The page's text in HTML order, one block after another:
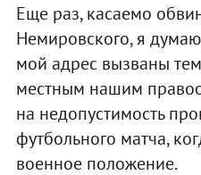
Еще раз, касаемо
Немировского, я
мой адрес вызваны
местным нашим
на недопустимость
футбольного матча,
военное положение.